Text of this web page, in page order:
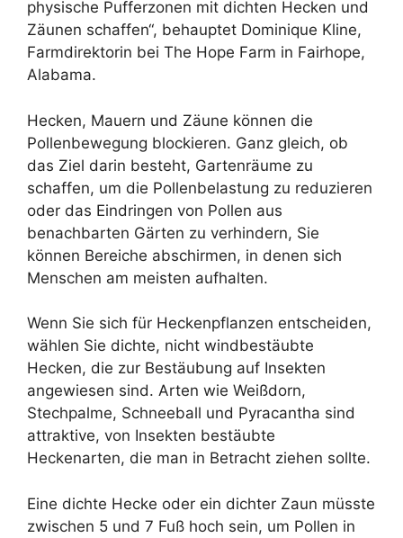
physische Pufferzonen mit dichten Hecken und
Zäunen schaffen“, behauptet Dominique Kline,
Farmdirektorin bei The Hope Farm in Fairhope,
Alabama.
Hecken, Mauern und Zäune können die
Pollenbewegung blockieren. Ganz gleich, ob
das Ziel darin besteht, Gartenräume zu
schaffen, um die Pollenbelastung zu reduzieren
oder das Eindringen von Pollen aus
benachbarten Gärten zu verhindern, Sie
können Bereiche abschirmen, in denen sich
Menschen am meisten aufhalten.
Wenn Sie sich für Heckenpflanzen entscheiden,
wählen Sie dichte, nicht windbestäubte
Hecken, die zur Bestäubung auf Insekten
angewiesen sind. Arten wie Weißdorn,
Stechpalme, Schneeball und Pyracantha sind
attraktive, von Insekten bestäubte
Heckenarten, die man in Betracht ziehen sollte.
Eine dichte Hecke oder ein dichter Zaun müsste
zwischen 5 und 7 Fuß hoch sein, um Pollen in